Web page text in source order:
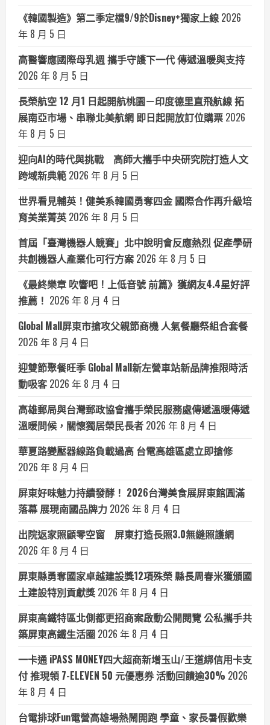
《韓國製造》第二季定檔9/9於Disney+獨家上線 2026
年 8 月 5 日
高醫響應國際母乳週 攜手守護下一代 傳遞溫暖與支持
2026 年 8 月 5 日
長榮航空 12 月1 日起開航桃園－印度德里直飛航線 拓
展南亞市場、串聯北美航網 即日起開放訂位購票 2026
年 8 月 5 日
迎向AI的時代與挑戰 高師大攜手中央研究院打造人文
跨域新典範 2026 年 8 月 5 日
世界看見輔英！健美系韓國勇奪四金 國際合作再升級培
育美業菁英 2026 年 8 月 5 日
首屆「臺灣機器人競賽」北中說明會反應熱烈 促產學研
共創機器人產業化可行方案 2026 年 8 月 5 日
《最終樂章 吹響吧！上低音號 前篇》獲網友4.4星好評
推薦！ 2026 年 8 月 4 日
Global Mall屏東市搶攻父親節商機 人氣餐廳祭組合套餐
2026 年 8 月 4 日
迎雙節聚餐旺季 Global Mall新左營車站新品牌推限時活
動吸客 2026 年 8 月 4 日
高雄郵局與台灣郵政協會攜手榮民服務處傳遞溫暖傳遞
溫暖問候，關懷獨居榮民長者 2026 年 8 月 4 日
華夏路變壓器線路負載過高 台電高雄區處立即搶修
2026 年 8 月 4 日
屏東好味魅力持續發酵！ 2026台灣美食展屏東館圓滿
落幕 展現南國品牌力 2026 年 8 月 4 日
出院返家照顧零空窗 屏東打造長照3.0無縫照護網
2026 年 8 月 4 日
屏東縣勇奪國家卓越建設獎12項殊榮 縣長周春米獲頒國
土建設特別貢獻獎 2026 年 8 月 4 日
屏東高鐵特區北側都更招商案啟動公開閱覽 公私攜手共
築屏東高鐵生活圈 2026 年 8 月 4 日
一卡通 iPASS MONEY四大超商新增玉山/王道綁信用卡支
付 推現領 7-ELEVEN 50 元優惠券 活動回饋逾30% 2026
年 8 月 4 日
台電排球Fun電營高雄場熱鬧開跑 學童、家長暑假歡樂